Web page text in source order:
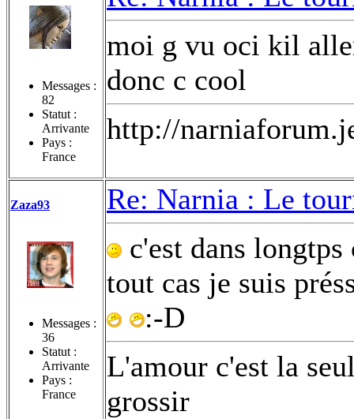
Messages :
82
Statut :
Arrivante
Pays :
France
moi g vu oci kil
donc c cool
http://
Zaza93
Messages :
36
Statut :
Arrivante
Pays :
France
Re: Narnia : Le
c'est dans
tout cas je suis
:-D
L'amour c'est la
grossir